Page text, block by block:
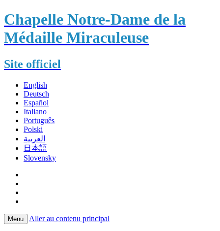
Chapelle Notre-Dame de la
Médaille Miraculeuse
Site officiel
English
Deutsch
Español
Italiano
Português
Polski
العربية
日本語
Slovensky
Menu Aller au contenu principal